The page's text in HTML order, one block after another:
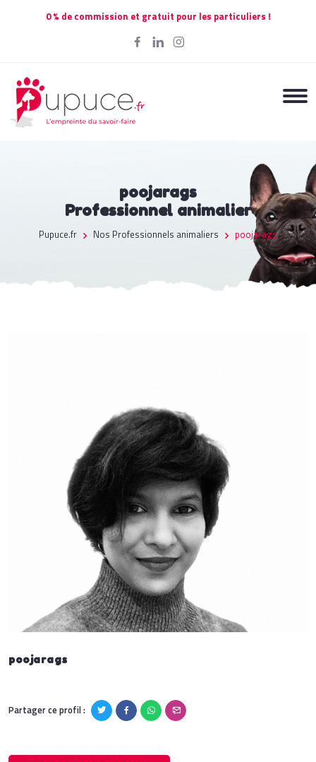
0 % de commission et gratuit pour les particuliers !
poojarags
Professionnel animalier
Pupuce.fr Nos Professionnels animaliers poojarags
poojarags
Partager ce profil :